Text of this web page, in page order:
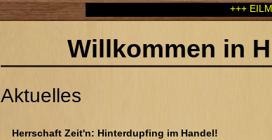
Willkommen in
Aktuelles
Herrschaft Zeit'n: Hinterdupfing im Handel!
+++